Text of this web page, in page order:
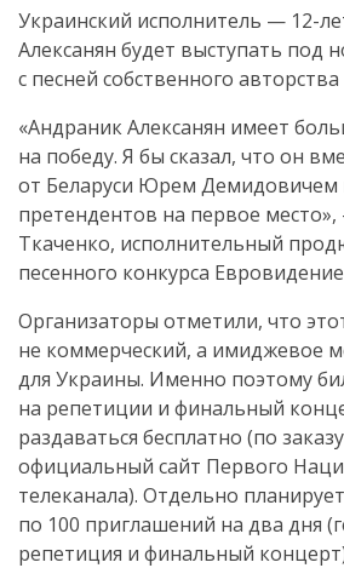
Украинский исполнитель — 12-
Алексанян будет выступать под
с песней собственного авторства
«Андраник Алексанян имеет
на победу. Я бы сказал, что он
от Беларуси Юрем Демидовичем
претендентов на первое место»,
Ткаченко, исполнительный
песенного конкурса
Организаторы отметили, что
не коммерческий, а имиджевое
для Украины. Именно поэтому
на репетиции и финальный
раздаваться бесплатно (по
официальный сайт Первого
телеканала). Отдельно
по 100 приглашений на два дня
репетиция и финальный